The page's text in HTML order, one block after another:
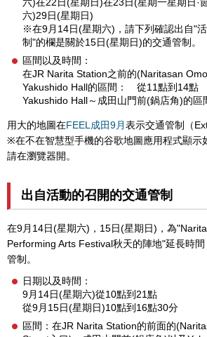
六)在22日(星期日)在23日(星期一星期日·
六)29日(星期日)
※在9月14日(星期六)，請下列確認出自"
制"的欄是關於15日(星期日)的交通管制。
區間以及時間：
在JR Narita Station之前的(Naritasan
Yakushido Hall的區間： 從11點到14點
Yakushido Hall～成田山門前(鍋店角)的
用大的地圖在FEEL成田9月表示交通管制（
※在不在智慧型手機的谷歌地圖應用程式顯示
請在瀏覽器開。
出自活動的召開的交通管制
在9月14日(星期六)，15日(星期日)，為
Performing Arts Festival秋天的陣地"延長時
管制。
日期以及時間：
9月14日(星期六)從10點到21點
從9月15日(星期日)10點到16點30分
區間：在JR Narita Station的前面的